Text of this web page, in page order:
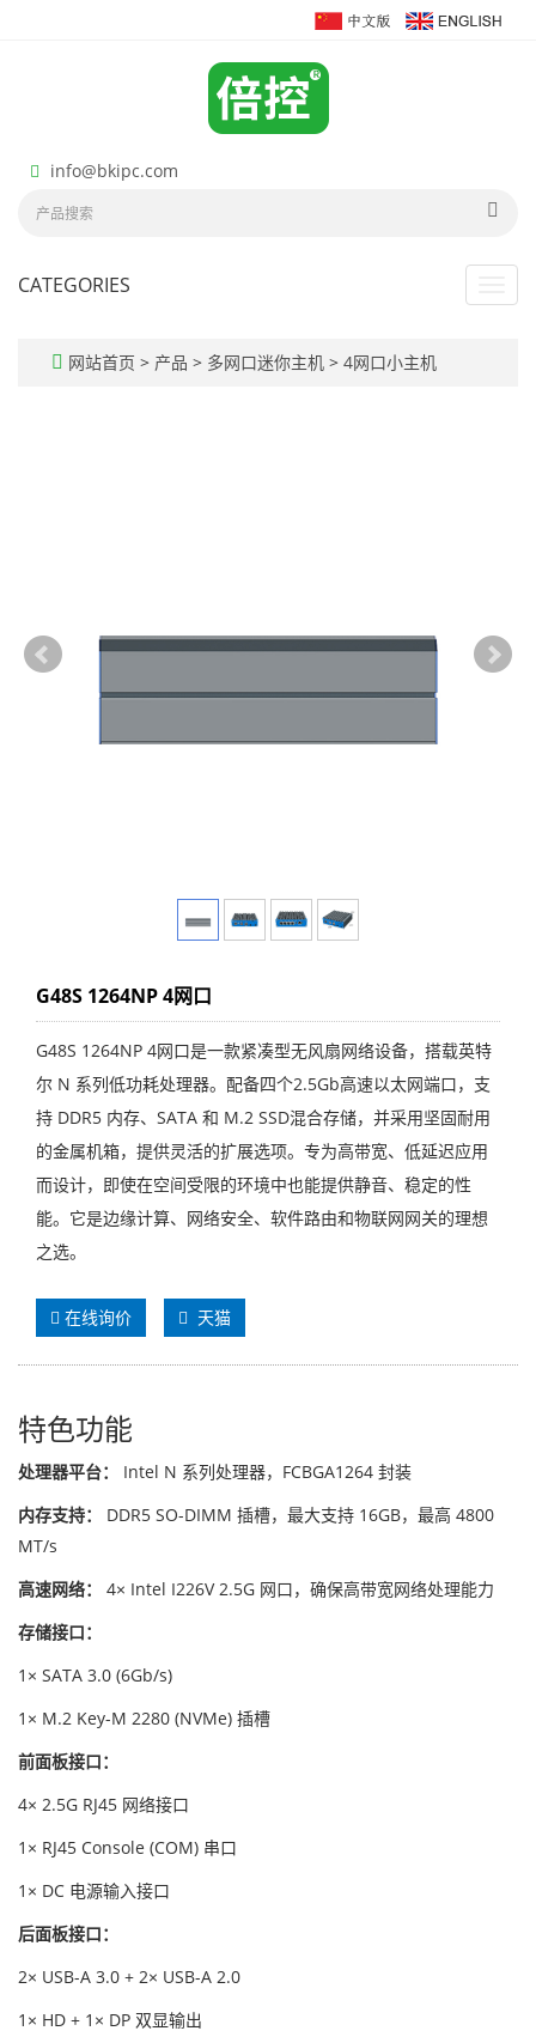
info@bkipc.com
CATEGORIES
网站首页 > 产品 > 多网口迷你主机 > 4网口小主机
G48S 1264NP 4网口
G48S 1264NP 4网口是一款紧凑型无风扇网络设备，搭载英特
尔 N 系列低功耗处理器。配备四个2.5Gb高速以太网端口，支
持 DDR5 内存、SATA 和 M.2 SSD混合存储，并采用坚固耐用
的金属机箱，提供灵活的扩展选项。专为高带宽、低延迟应用
而设计，即使在空间受限的环境中也能提供静音、稳定的性
能。它是边缘计算、网络安全、软件路由和物联网网关的理想
之选。
在线询价 天猫
特色功能
处理器平台：
Intel N 系列处理器，FCBGA1264 封装
内存支持：
DDR5 SO-DIMM 插槽，最大支持 16GB，最高 4800
MT/s
高速网络：
4× Intel I226V 2.5G 网口，确保高带宽网络处理能力
存储接口：
1× SATA 3.0 (6Gb/s)
1× M.2 Key-M 2280 (NVMe) 插槽
前面板接口：
4× 2.5G RJ45 网络接口
1× RJ45 Console (COM) 串口
1× DC 电源输入接口
后面板接口：
2× USB-A 3.0 + 2× USB-A 2.0
1× HD + 1× DP 双显输出